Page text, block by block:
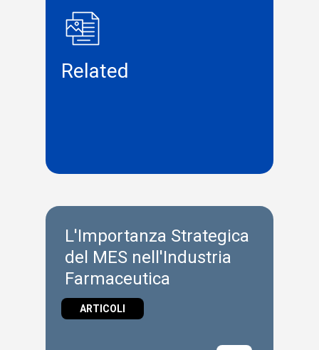
Related
L'Importanza Strategica
del MES nell'Industria
Farmaceutica
ARTICOLI